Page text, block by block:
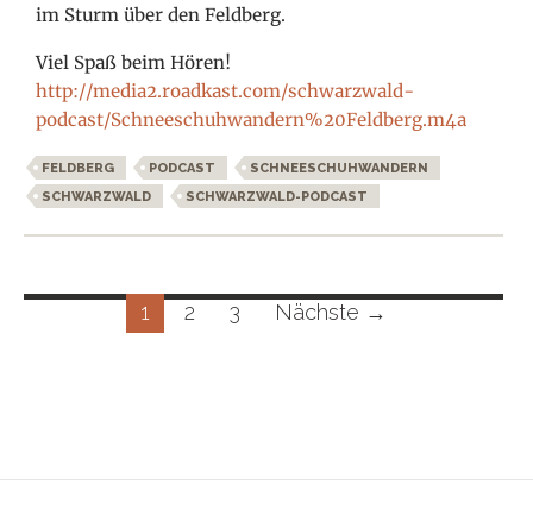
im Sturm über den Feldberg.
Viel Spaß beim Hören!
http://media2.roadkast.com/schwarzwald-
podcast/Schneeschuhwandern%20Feldberg.m4a
FELDBERG PODCAST
SCHNEESCHUHWANDERN
SCHWARZWALD
SCHWARZWALD-PODCAST
Beitragsnavigation
1 2 3 Nächste →